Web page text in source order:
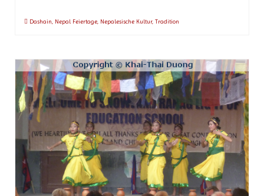
Dashain Nepal Feiertage Nepalesische Kultur, Tradition